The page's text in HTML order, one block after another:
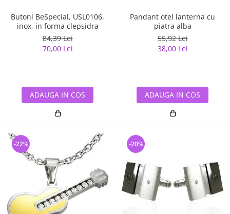
Butoni BeSpecial, USL0106,
inox, in forma clepsidra
84,39 Lei
70,00 Lei
ADAUGA IN COS
Pandant otel lanterna cu
piatra alba
55,92 Lei
38,00 Lei
ADAUGA IN COS
-22% -20%